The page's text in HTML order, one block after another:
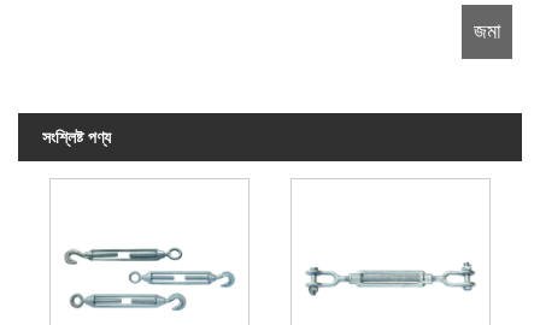
সংশ্লিষ্ট পণ্য